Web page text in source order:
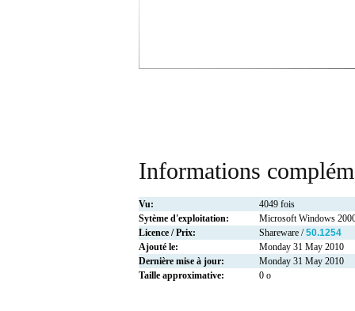
Informations
Vu:
4049 fois
Sytème d'exploitation:
Microsoft Windows
Licence / Prix:
Shareware /50.1254
Ajouté le:
Monday 31 May 2010
Dernière mise à jour:
Monday 31 May 2010
Taille approximative:
0 o